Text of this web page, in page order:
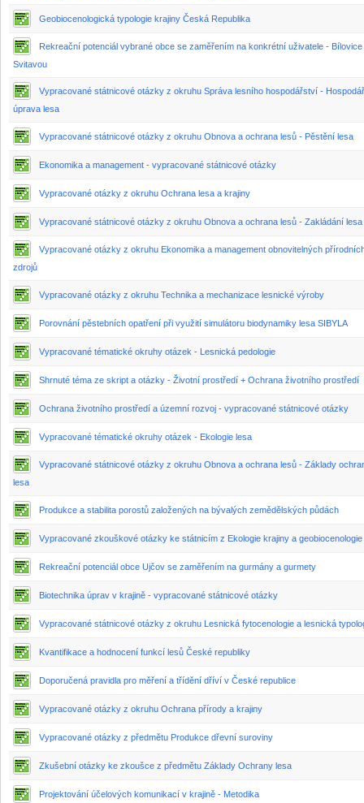
Geobiocenologická typologie krajiny Česká Republika
Rekreační potenciál vybrané obce se zaměřením na konkrétní uživatele - Bílovice
Svitavou
Vypracované státnicové otázky z okruhu Správa lesního hospodářství -
úprava lesa
Vypracované státnicové otázky z okruhu Obnova a ochrana lesů - Pěstění lesa
Ekonomika a management - vypracované státnicové otázky
Vypracované otázky z okruhu Ochrana lesa a krajiny
Vypracované státnicové otázky z okruhu Obnova a ochrana lesů - Zakládání lesa
Vypracované otázky z okruhu Ekonomika a management obnovitelných
zdrojů
Vypracované otázky z okruhu Technika a mechanizace lesnické výroby
Porovnání pěstebních opatření při využití simulátoru biodynamiky lesa SIBYLA
Vypracované tématické okruhy otázek - Lesnická pedologie
Shrnuté téma ze skript a otázky - Životní prostředí + Ochrana životního prostředí
Ochrana životního prostředí a územní rozvoj - vypracované státnicové otázky
Vypracované tématické okruhy otázek - Ekologie lesa
Vypracované státnicové otázky z okruhu Obnova a ochrana lesů - Základy
lesa
Produkce a stabilita porostů založených na bývalých zemědělských půdách
Vypracované zkouškové otázky ke státnicím z Ekologie krajiny a geobiocenologie
Rekreační potenciál obce Ujčov se zaměřením na gurmány a gurmety
Biotechnika úprav v krajině - vypracované státnicové otázky
Vypracované státnicové otázky z okruhu Lesnická fytocenologie a lesnická
Kvantifikace a hodnocení funkcí lesů České republiky
Doporučená pravidla pro měření a třídění dříví v České republice
Vypracované otázky z okruhu Ochrana přírody a krajiny
Vypracované otázky z předmětu Produkce dřevní suroviny
Zkušební otázky ke zkoušce z předmětu Základy Ochrany lesa
Projektování účelových komunikací v krajině - Metodika